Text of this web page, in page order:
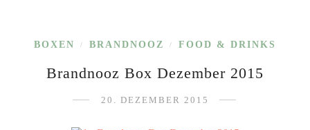
BOXEN / BRANDNOOZ / FOOD & DRINKS
Brandnooz Box Dezember 2015
20. DEZEMBER 2015